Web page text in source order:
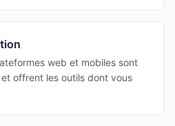
web et mobiles sont
offrent les outils dont vous